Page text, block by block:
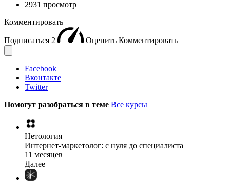
2931 просмотр
Комментировать
Подписаться 2 Оценить Комментировать
Facebook
Вконтакте
Twitter
Помогут разобраться в теме Все курсы
Нетология
Интернет-маркетолог: с нуля до cпециалиста
11 месяцев
Далее